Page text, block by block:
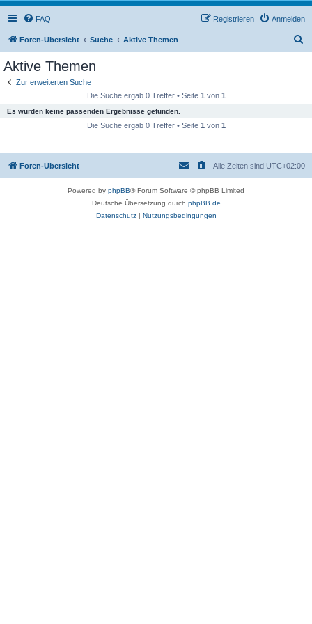
FAQ Anmelden
Registrieren
Foren-Übersicht Suche Aktive Themen
Aktive Themen
Zur erweiterten Suche
Die Suche ergab 0 Treffer • Seite 1 von 1
Es wurden keine passenden Ergebnisse gefunden.
Die Suche ergab 0 Treffer • Seite 1 von 1
Foren-Übersicht Alle Zeiten sind UTC+02:00
Powered by phpBB® Forum Software © phpBB Limited
Deutsche Übersetzung durch phpBB.de
Datenschutz| Nutzungsbedingungen